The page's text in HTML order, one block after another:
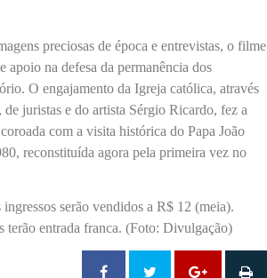
preciosas de época e entrevistas, o filme
apoio na defesa da permanência dos
O engajamento da Igreja católica, através
de juristas e do artista Sérgio Ricardo, fez a
com a visita histórica do Papa João
reconstituída agora pela primeira vez no
serão vendidos a R$ 12 (meia).
terão entrada franca. (Foto: Divulgação)